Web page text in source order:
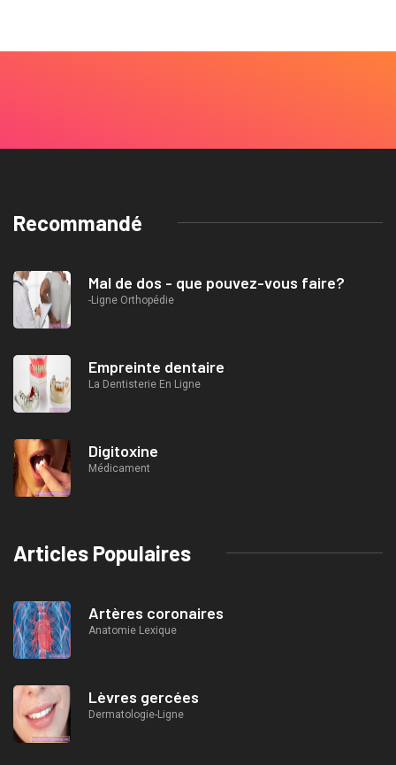
Recommandé
Mal de dos - que pouvez-vous faire?
-Ligne Orthopédie
Empreinte dentaire
La Dentisterie En Ligne
Digitoxine
Médicament
Articles Populaires
Artères coronaires
Anatomie Lexique
Lèvres gercées
Dermatologie-Ligne